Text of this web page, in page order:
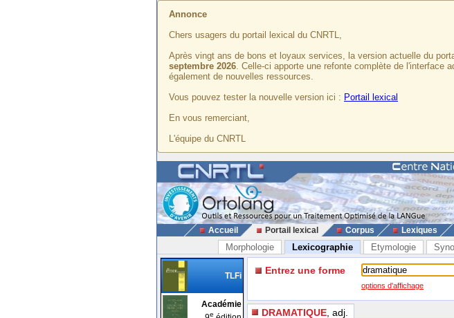
Annonce
Chers usagers du portail lexical du CNRTL,
Après vingt ans de bons et loyaux services, la version actuelle du
septembre 2026. Celle-ci apporte une refonte complète de l'interface
également de nouvelles ressources.
Vous pouvez tester la nouvelle version ici : Portail lexical
En vous remerciant,
L'équipe du CNRTL
Accueil Portail lexical Corpus Lexiques
Morphologie Lexicographie Etymologie
TLFi
Académie
e
Entrez une forme
options d'affichage
DRAMATIQUE , adj.